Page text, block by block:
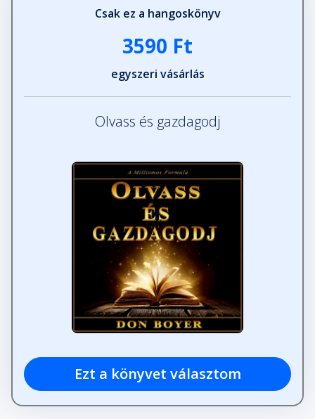
Csak ez a hangoskönyv
3590 Ft
egyszeri vásárlás
Olvass és gazdagodj
Ezt a könyvet választom